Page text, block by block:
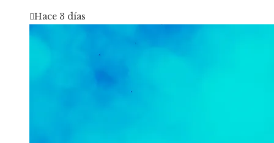
Hace 3 días